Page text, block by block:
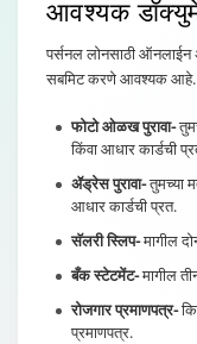
आवश्यक
पर्सनल लोनसाठी ऑनलाईन
सबमिट करणे आवश्यक आहे.
फोटो ओळख पुरावा-
किंवा आधार कार्डची
ॲड्रेस पुरावा-तुमच्या
आधार कार्डची प्रत.
सॅलरी स्लिप-मागील
बँक स्टेटमेंट-मागील
रोजगार प्रमाणपत्र-
प्रमाणपत्र.